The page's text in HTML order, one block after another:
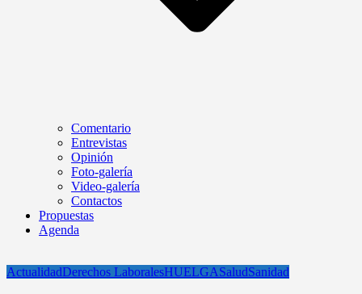
Comentario
Entrevistas
Opinión
Foto-galería
Video-galería
Contactos
Propuestas
Agenda
ActualidadDerechos LaboralesHUELGASaludSanidad